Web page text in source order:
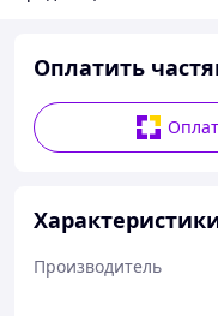
Оплатить
Производитель